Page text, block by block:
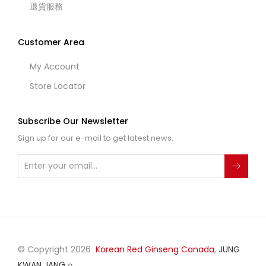
退貨服務
Customer Area
My Account
Store Locator
Subscribe Our Newsletter
Sign up for our e-mail to get latest news.
© Copyright 2026 Korean Red Ginseng Canada, JUNG